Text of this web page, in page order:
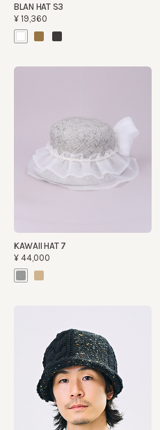
BLAN HAT S3
¥19,360
KAWAII HAT 7
¥44,000